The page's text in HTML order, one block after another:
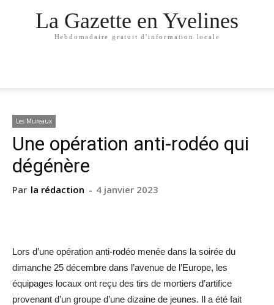
La Gazette en Yvelines
Hebdomadaire gratuit d'information locale
Les Mureaux
Une opération anti-rodéo qui
dégénère
Par la rédaction - 4 janvier 2023
Lors d’une opération anti-rodéo menée dans la soirée du
dimanche 25 décembre dans l’avenue de l’Europe, les
équipages locaux ont reçu des tirs de mortiers d’artifice
provenant d’un groupe d’une dizaine de jeunes. Il a été fait